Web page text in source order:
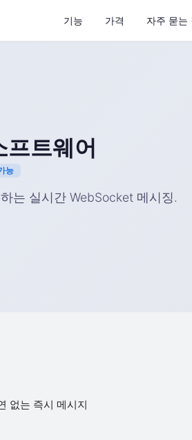
기능 가격 자주 묻는
프트웨어
능
는 실시간 WebSocket 메시징.
없는 즉시 메시지